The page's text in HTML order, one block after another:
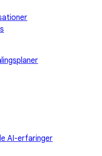
AI-erfaringer